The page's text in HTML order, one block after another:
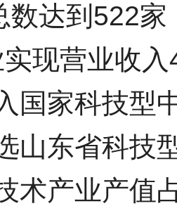
数达到522
实现营业收
国家科技型
山东省科技
术产业产值